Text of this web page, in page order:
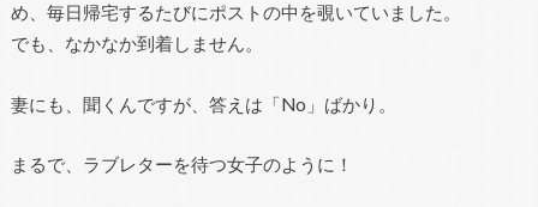
め、毎日帰宅するたびにポストの中を覗いていました。
でも、なかなか到着しません。
妻にも、聞くんですが、答えは「No」ばかり。
まるで、ラブレターを待つ女子のように！